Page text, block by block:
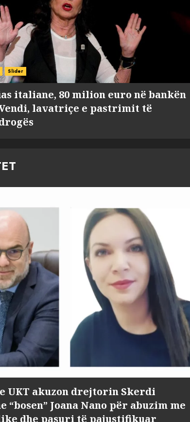
Slider
italiane, 80 milion euro në bankën
lavatriçe e pastrimit të
UKT akuzon drejtorin Skerdi
“bosen” Joana Nano për abuzim me
dhe pasuri të pajustifikuar